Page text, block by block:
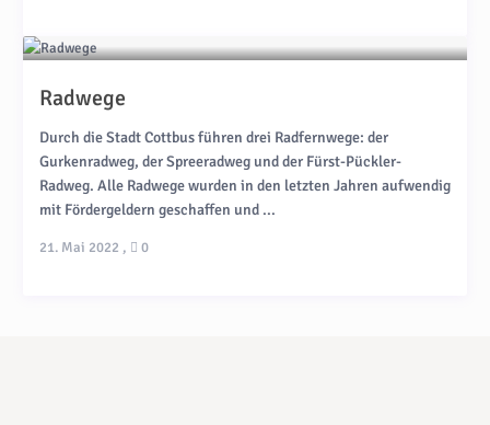
Radwege
Durch die Stadt Cottbus führen drei Radfernwege: der
Gurkenradweg, der Spreeradweg und der Fürst-Pückler-
Radweg. Alle Radwege wurden in den letzten Jahren aufwendig
mit Fördergeldern geschaffen und ...
21. Mai 2022 , 0